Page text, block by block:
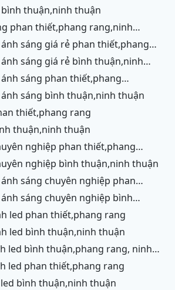
bình thuận,ninh thuận
hy, ninh thuận
hy,cam ranh
sáng bình thuận,ninh thuận
thiết,phang rang
thuận,ninh thuận
hy,cam ranh
nghiệp bình thuận,ninh thuận
chữ,vĩnh hy,cam ranh,ninh
led phan thiết,phang rang
led bình thuận,ninh thuận
led phan thiết,phang rang
bình thuận,ninh thuận